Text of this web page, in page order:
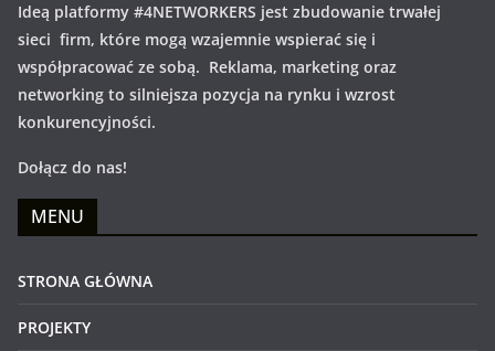
Ideą platformy #4NETWORKERS jest zbudowanie trwałej
sieci firm, które mogą wzajemnie wspierać się i
współpracować ze sobą. Reklama, marketing oraz
networking to silniejsza pozycja na rynku i wzrost
konkurencyjności.
Dołącz do nas!
MENU
STRONA GŁÓWNA
PROJEKTY